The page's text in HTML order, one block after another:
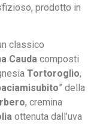
prodotto in
classico
Cauda composti
Tortoroglio,
” della
, cremina
ottenuta dall’uva